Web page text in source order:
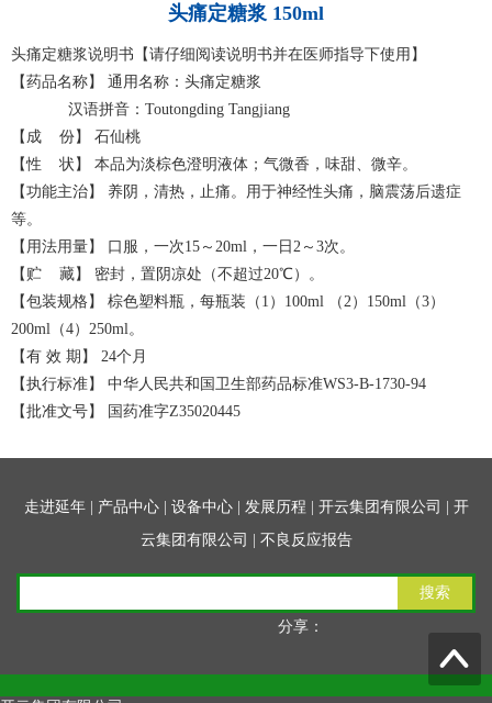
头痛定糖浆 150ml
头痛定糖浆说明书【请仔细阅读说明书并在医师指导下使用】
【药品名称】 通用名称：头痛定糖浆
汉语拼音：Toutongding Tangjiang
【成 份】 石仙桃
【性 状】 本品为淡棕色澄明液体；气微香，味甜、微辛。
【功能主治】 养阴，清热，止痛。用于神经性头痛，脑震荡后遗症
等。
【用法用量】 口服，一次15～20ml，一日2～3次。
【贮 藏】 密封，置阴凉处（不超过20℃）。
【包装规格】 棕色塑料瓶，每瓶装（1）100ml （2）150ml（3）
200ml（4）250ml。
【有 效 期】 24个月
【执行标准】 中华人民共和国卫生部药品标准WS3-B-1730-94
【批准文号】 国药准字Z35020445
走进延年| 产品中心| 设备中心| 发展历程 开云集团有限公司
开
云集团有限公司
不良反应报告
搜索
分享：